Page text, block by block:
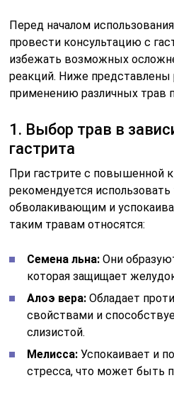
Перед началом
провести консультацию с
избежать возможных
реакций. Ниже
применению различных трав
1. Выбор трав в
гастрита
При гастрите с повышенной
рекомендуется
обволакивающим и
таким травам относятся:
Семена льна: Они
которая защищает
Алоэ вера: Обладает
свойствами и
слизистой.
Мелисса: Успокаивает и
стресса, что может быть